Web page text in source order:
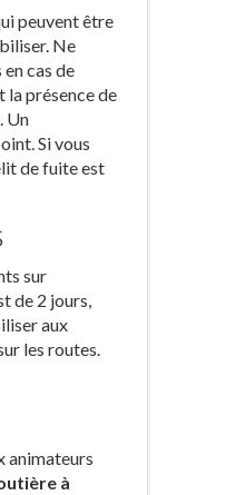
peuvent être
Ne
cas de
la présence de
Un
Si vous
de fuite est
sur
de 2 jours,
aux
les routes.
animateurs
à